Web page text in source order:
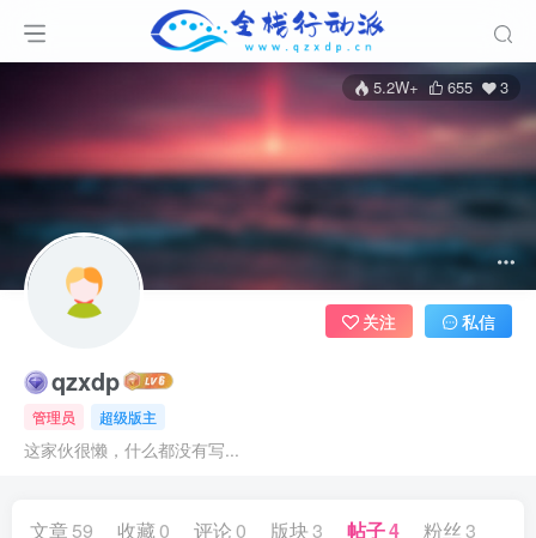
5.2W+ 655 3
qzxdp
管理员 超级版主
这家伙很懒，什么都没有写...
关注 私信
文章59 收藏 0 评论 0 版块 3 帖子4 粉丝 3